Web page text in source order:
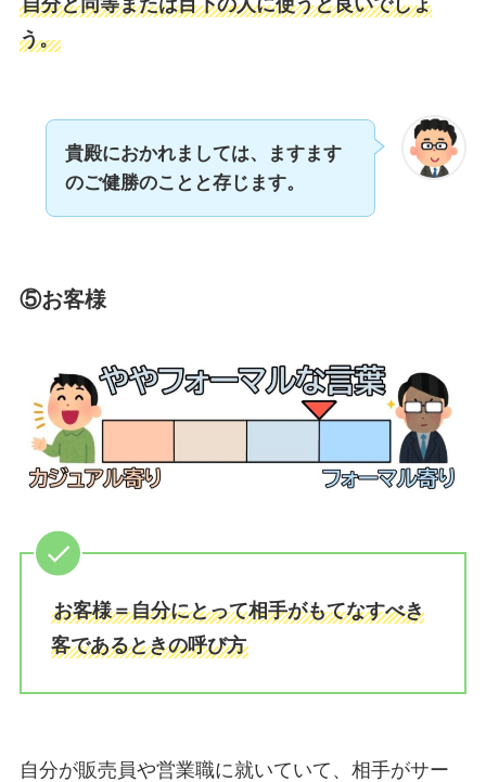
自分と同等または目下の人に使うと良いでしょ
う。
貴殿におかれましては、ますます
のご健勝のことと存じます。
⑤お客様
お客様＝自分にとって相手がもてなすべき
客であるときの呼び方
自分が販売員や営業職に就いていて、相手がサー